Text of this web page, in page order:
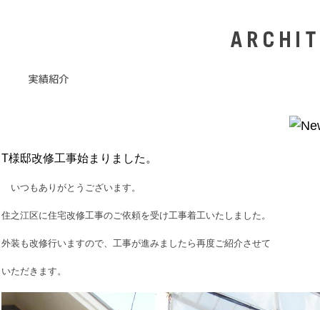
T様邸改修工事始まりました。
いつもありがとうございます。
住之江区に住宅改修工事のご依頼を受け工事着工いたしました。
外装も改修行いますので、工事が進みましたら再度ご紹介させて
いただきます。